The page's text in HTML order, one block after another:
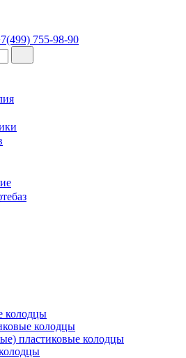
755-98-90
колодцы
колодцы
пластиковые колодцы